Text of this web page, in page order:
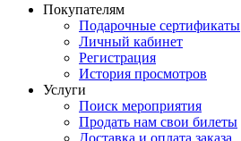
Покупателям
Подарочные сертификаты
Личный кабинет
Регистрация
История просмотров
Услуги
Поиск мероприятия
Продать нам свои билеты
Доставка и оплата заказа